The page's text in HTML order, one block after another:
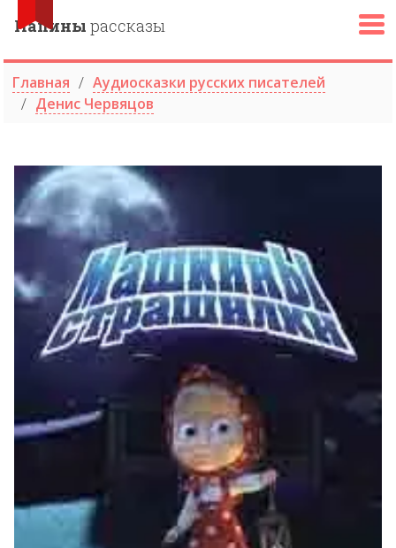
Папины рассказы
Главная
Аудиосказки русских писателей
Денис Червяцов